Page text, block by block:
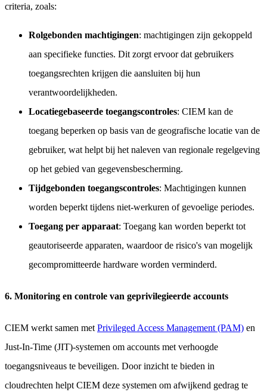
criteria, zoals:
Rolgebonden machtigingen: machtigingen zijn gekoppeld
aan specifieke functies. Dit zorgt ervoor dat gebruikers
toegangsrechten krijgen die aansluiten bij hun
verantwoordelijkheden.
Locatiegebaseerde toegangscontroles: CIEM kan de
toegang beperken op basis van de geografische locatie van de
gebruiker, wat helpt bij het naleven van regionale regelgeving
op het gebied van gegevensbescherming.
Tijdgebonden toegangscontroles: Machtigingen kunnen
worden beperkt tijdens niet-werkuren of gevoelige periodes.
Toegang per apparaat: Toegang kan worden beperkt tot
geautoriseerde apparaten, waardoor de risico's van mogelijk
gecompromitteerde hardware worden verminderd.
6. Monitoring en controle van geprivilegieerde accounts
CIEM werkt samen met Privileged Access Management (PAM) en
Just-In-Time (JIT)-systemen om accounts met verhoogde
toegangsniveaus te beveiligen. Door inzicht te bieden in
cloudrechten helpt CIEM deze systemen om afwijkend gedrag te